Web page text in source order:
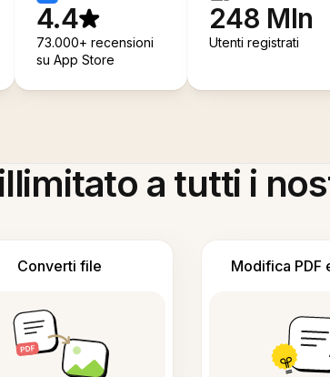
4.4
73.000+ recensioni
su App Store
248 Mln
Utenti registrati
a tutti i
Converti file Modifica PDF